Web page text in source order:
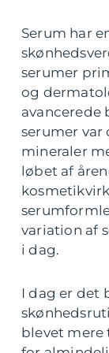
Serum har
serumer
og
avancerede
serumer var
mineraler
løbet af
variation af
i dag.
I dag er det
blevet